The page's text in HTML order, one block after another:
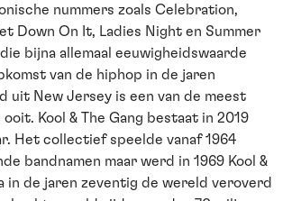
nummers zoals Celebration,
Down On It, Ladies Night en Summer
bijna allemaal eeuwigheidswaarde
van de hiphop in de jaren
uit New Jersey is een van de meest
Kool & The Gang bestaat in 2019
Het collectief speelde vanaf 1964
bandnamen maar werd in 1969 Kool &
in de jaren zeventig de wereld veroverd